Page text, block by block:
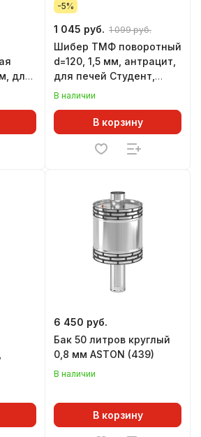
для
-5%
1 045 руб. 1 099 руб.
Шибер ТМФ поворотный
d=120, 1,5 мм, антрацит,
для печей Студент,
Инженер, Гимназист,
Огонь-батарея, Лайт
В наличии
В корзину
6 450 руб.
Бак 50 литров круглый
0,8 мм ASTON (439)
В наличии
В корзину